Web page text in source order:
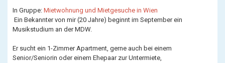
In Gruppe: Mietwohnung und Mietgesuche in Wien
Ein Bekannter von mir (20 Jahre) beginnt im September ein
Musikstudium an der MDW.
Er sucht ein 1-Zimmer Apartment, gerne auch bei einem
Senior/Seniorin oder einem Ehepaar zur Untermiete,